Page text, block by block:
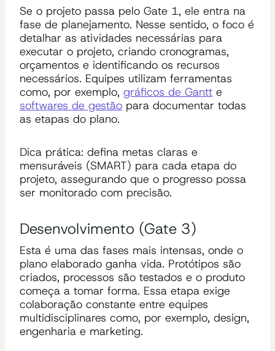
Se o projeto passa pelo Gate 1, ele entra na
fase de planejamento. Nesse sentido, o foco é
detalhar as atividades necessárias para
executar o projeto, criando cronogramas,
orçamentos e identificando os recursos
necessários. Equipes utilizam ferramentas
como, por exemplo, gráficos de Gantt e
softwares de gestão para documentar todas
as etapas do plano.
Dica prática: defina metas claras e
mensuráveis (SMART) para cada etapa do
projeto, assegurando que o progresso possa
ser monitorado com precisão.
Desenvolvimento (Gate 3)
Esta é uma das fases mais intensas, onde o
plano elaborado ganha vida. Protótipos são
criados, processos são testados e o produto
começa a tomar forma. Essa etapa exige
colaboração constante entre equipes
multidisciplinares como, por exemplo, design,
engenharia e marketing.